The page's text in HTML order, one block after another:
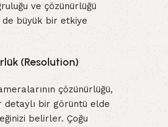
ve çözünürlüğü
de büyük bir etkiye
(Resolution)
çözünürlüğü,
detaylı bir görüntü elde
belirler. Çoğu